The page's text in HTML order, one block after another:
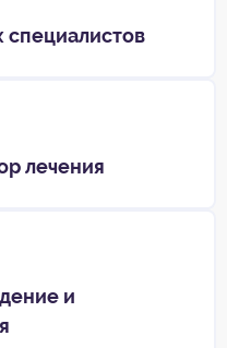
лечения
и